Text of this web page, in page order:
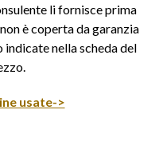
li fornisce prima
è coperta da garanzia
nella scheda del
usate->